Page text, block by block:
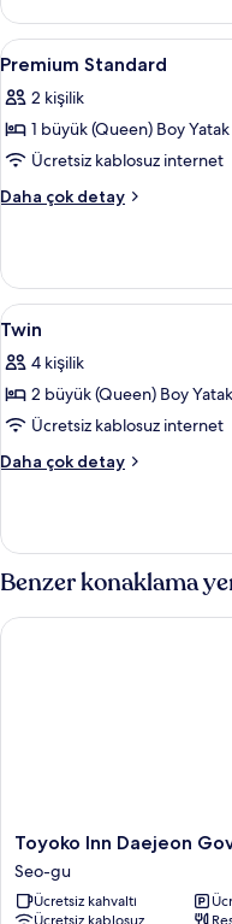
detay
Premium
Standard
için
tüm
fotoğrafları
görün
14
Premium Standard
2 kişilik
1 büyük (Queen) Boy Yatak
Ücretsiz kablosuz internet
Daha çok detay
Premium
fazla
detay
Twin
için
tüm
fotoğrafları
görün
14
Twin
4 kişilik
2 büyük (Queen) Boy Yatak
Ücretsiz kablosuz internet
Daha çok detay
Twin
detay
Benzer konaklama
Toyoko
Inn
Daejeon
Government
Toyoko Inn Daejeon
Seo-gu
Ücretsiz kahvaltı
Ücretsiz kablosuz
Toyoko Inn Daejeon